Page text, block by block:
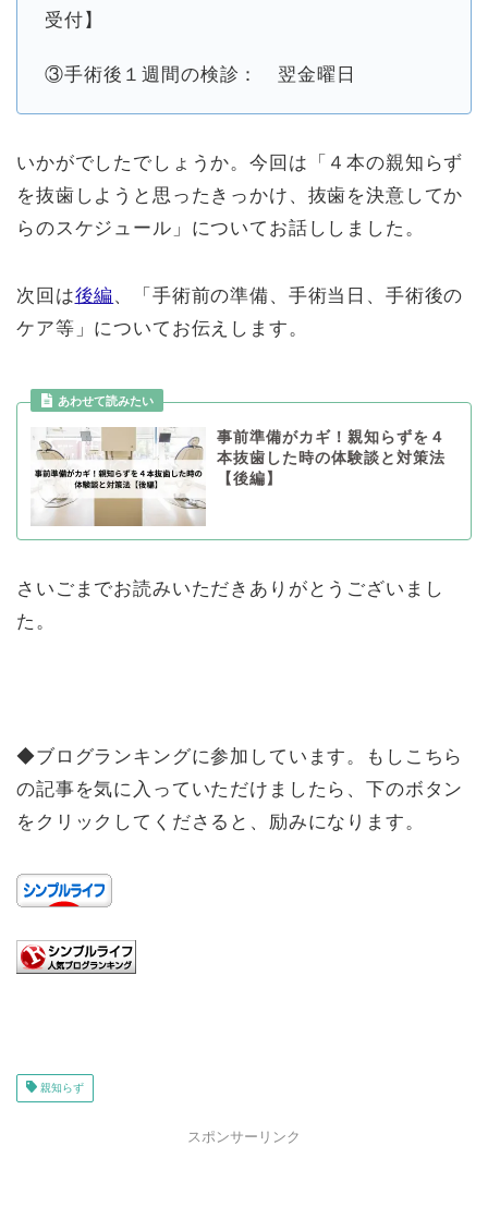
受付】
③手術後１週間の検診： 翌金曜日
いかがでしたでしょうか。今回は「４本の親知らず
を抜歯しようと思ったきっかけ、抜歯を決意してか
らのスケジュール」についてお話ししました。
次回は後編 、「手術前の準備、手術当日、手術後の
ケア等」についてお伝えします。
事前準備がカギ！親知らずを４
本抜歯した時の体験談と対策法
【後編】
さいごまでお読みいただきありがとうございまし
た。
◆ブログランキングに参加しています。もしこちら
の記事を気に入っていただけましたら、下のボタン
をクリックしてくださると、励みになります。
親知らず
スポンサーリンク